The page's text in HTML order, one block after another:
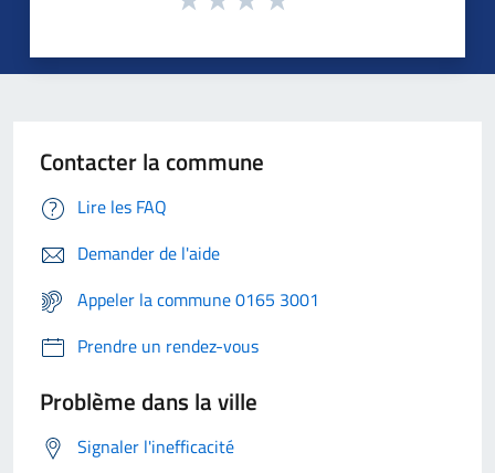
Contacter la commune
Lire les FAQ
Demander de l'aide
Appeler la commune 0165 3001
Prendre un rendez-vous
Problème dans la ville
Signaler l'inefficacité